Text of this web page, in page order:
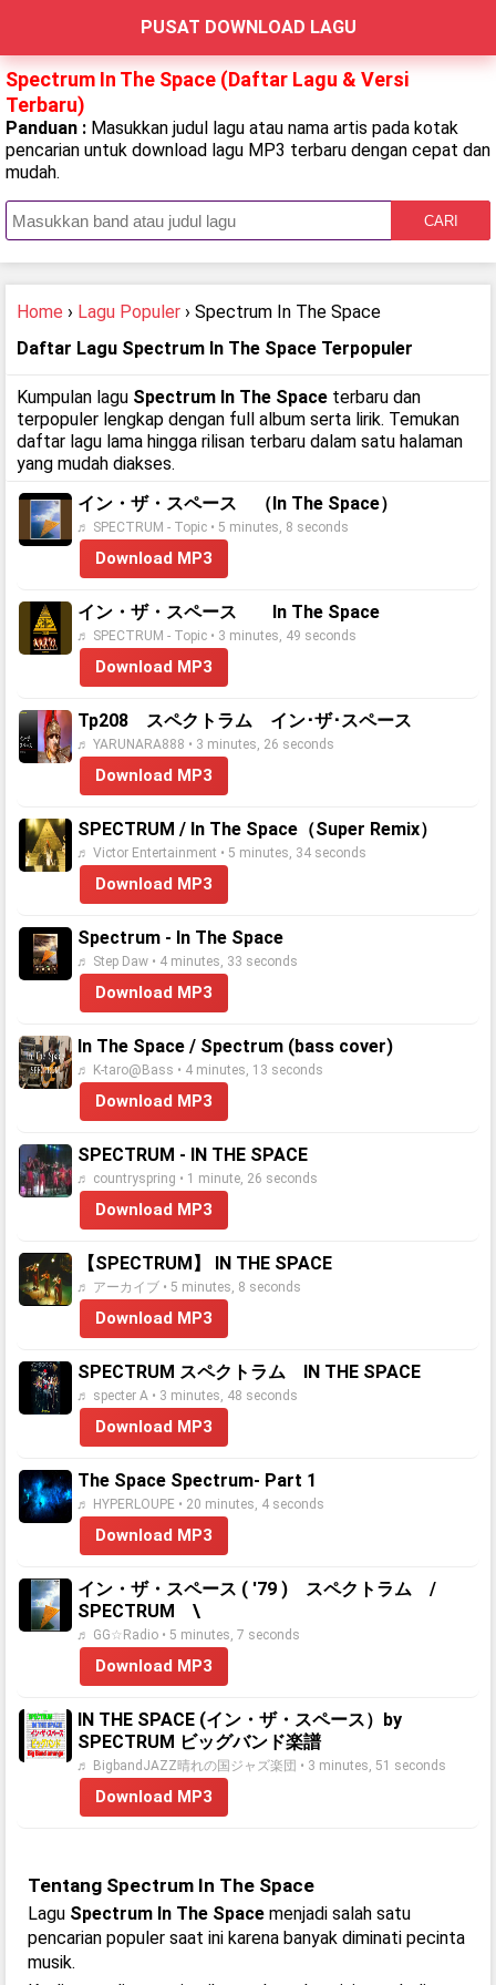
PUSAT DOWNLOAD LAGU
Spectrum In The Space (Daftar Lagu & Versi
Terbaru)
Panduan : Masukkan judul lagu atau nama artis pada kotak
pencarian untuk download lagu MP3 terbaru dengan cepat dan
mudah.
CARI
Home › Lagu Populer › Spectrum In The Space
Daftar Lagu Spectrum In The Space Terpopuler
Kumpulan lagu Spectrum In The Space terbaru dan
terpopuler lengkap dengan full album serta lirik. Temukan
daftar lagu lama hingga rilisan terbaru dalam satu halaman
yang mudah diakses.
イン・ザ・スペース （In The Space）
♬ SPECTRUM - Topic • 5 minutes, 8 seconds
Download MP3
イン・ザ・スペース In The Space
♬ SPECTRUM - Topic • 3 minutes, 49 seconds
Download MP3
Tp208 スペクトラム イン･ザ･スペース
♬ YARUNARA888 • 3 minutes, 26 seconds
Download MP3
SPECTRUM / In The Space（Super Remix）
♬ Victor Entertainment • 5 minutes, 34 seconds
Download MP3
Spectrum - In The Space
♬ Step Daw • 4 minutes, 33 seconds
Download MP3
In The Space / Spectrum (bass cover)
♬ K-taro@Bass • 4 minutes, 13 seconds
Download MP3
SPECTRUM - IN THE SPACE
♬ countryspring • 1 minute, 26 seconds
Download MP3
【SPECTRUM】 IN THE SPACE
♬ アーカイブ • 5 minutes, 8 seconds
Download MP3
SPECTRUM スペクトラム IN THE SPACE
♬ specter A • 3 minutes, 48 seconds
Download MP3
The Space Spectrum- Part 1
♬ HYPERLOUPE • 20 minutes, 4 seconds
Download MP3
イン・ザ・スペース ( '79 ) スペクトラム /
SPECTRUM \
♬ GG☆Radio • 5 minutes, 7 seconds
Download MP3
IN THE SPACE (イン・ザ・スペース）by
SPECTRUM ビッグバンド楽譜
♬ BigbandJAZZ晴れの国ジャズ楽団 • 3 minutes, 51 seconds
Download MP3
Tentang Spectrum In The Space
Lagu Spectrum In The Space menjadi salah satu
pencarian populer saat ini karena banyak diminati pecinta
musik.